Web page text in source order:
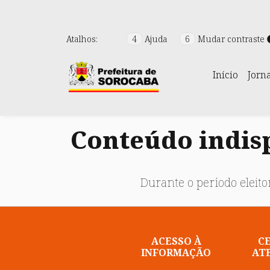
Atalhos: 4 Ajuda 6 Mudar contraste
Início
Conteúdo
Durante o período
ACESSO À
INFORMAÇÃO